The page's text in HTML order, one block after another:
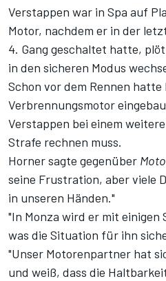
Verstappen war in Spa auf
Motor, nachdem er in der
4. Gang geschaltet hatte,
in den sicheren Modus
Schon vor dem Rennen hatte
Verbrennungsmotor
Verstappen bei einem
Strafe rechnen muss.
Horner sagte gegenüber
seine Frustration, aber viele
in unseren Händen."
"In Monza wird er mit einigen
was die Situation für ihn
"Unser Motorenpartner hat
und weiß, dass die